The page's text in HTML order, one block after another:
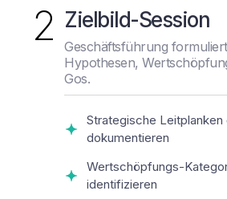
2 Zielbild-Session
Geschäftsführung
Hypothesen,
Gos.
Strategische Leitplanken
dokumentieren
Wertschöpfungs-
identifizieren